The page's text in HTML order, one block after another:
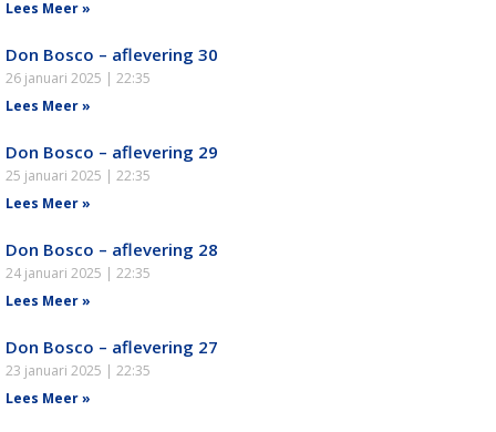
Lees Meer »
Don Bosco – aflevering 30
26 januari 2025
22:35
Lees Meer »
Don Bosco – aflevering 29
25 januari 2025
22:35
Lees Meer »
Don Bosco – aflevering 28
24 januari 2025
22:35
Lees Meer »
Don Bosco – aflevering 27
23 januari 2025
22:35
Lees Meer »